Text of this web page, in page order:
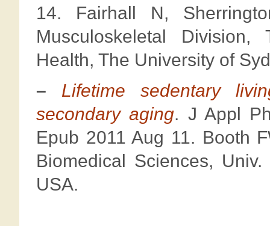
14. Fairhall N,
Musculoskeletal
Health, The University of
–
Lifetime sedentary
secondary aging. J Appl
Epub 2011 Aug 11. Booth
Biomedical Sciences,
USA.